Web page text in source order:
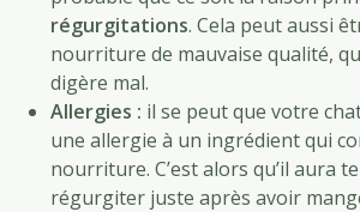
régurgitations. Cela peut aussi
nourriture de mauvaise qualité,
digère mal.
Allergies : il se peut que votre
une allergie à un ingrédient qui
nourriture. C’est alors qu’il aura
régurgiter juste après avoir